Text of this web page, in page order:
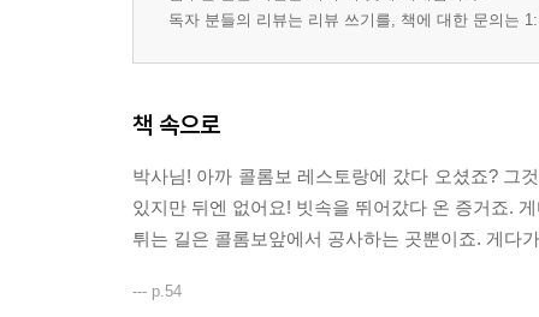
독자 분들의 리뷰는 리뷰 쓰기를, 책에 대한 문의는
책 속으로
박사님! 아까 콜롬보 레스토랑에 갔다 오셨죠? 그
있지만 뒤엔 없어요! 빗속을 뛰어갔다 온 증거죠.
튀는 길은 콜롬보앞에서 공사하는 곳뿐이죠. 게다
--- p.54